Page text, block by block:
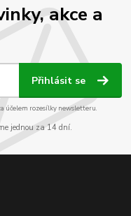
akce a
Přihlásit se
účelem rozesílky newsletteru.
jednou za 14 dní.